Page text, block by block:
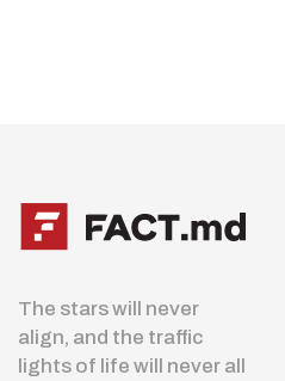
The stars will never
align, and the traffic
lights of life will never all